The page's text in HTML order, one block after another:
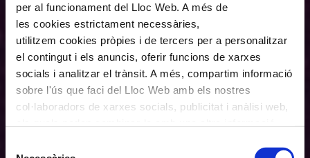
per al funcionament del Lloc Web. A més de
les cookies estrictament necessàries,
utilitzem cookies pròpies i de tercers per a personalitzar
el contingut i els anuncis, oferir funcions de xarxes
socials i analitzar el trànsit. A més, compartim informació
sobre l'ús que faci del Lloc Web amb els nostres
col·laboradors de xarxes socials, publicitat i anàlisi web,